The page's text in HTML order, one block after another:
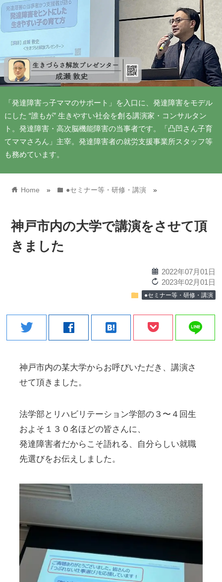
「発達障害っ子ママのサポート」を入口に、発達障害をモデル
にした “誰もが” 生きやすい社会を創る講演家・コンサルタン
ト。発達障害・高次脳機能障害の当事者です。「凸凹さん子育
てママさろん」主宰。発達障害者の就労支援事業所スタッフ等
も務めています。
home Home » folder ●セミナー等・研修・講演 »
神戸市内の大学で講演をさせて頂
きました
calendar 2022年07月01日
reload 2023年02月01日
folder ●セミナー等・研修・講演
twitter facebook hatenabookmark line
神戸市内の某大学からお呼びいただき、講演さ
せて頂きました。
法学部とリハビリテーション学部の３〜４回生
およそ１３０名ほどの皆さんに、
発達障害者だからこそ語れる、自分らしい就職
先選びをお伝えしました。